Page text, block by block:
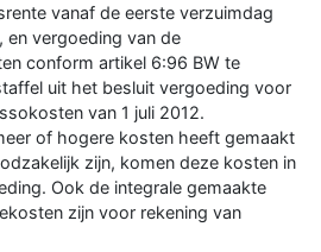
vanaf de eerste verzuimdag
en vergoeding van de
conform artikel 6:96 BW te
uit het besluit vergoeding voor
van 1 juli 2012.
of hogere kosten heeft gemaakt
zijn, komen deze kosten in
Ook de integrale gemaakte
zijn voor rekening van